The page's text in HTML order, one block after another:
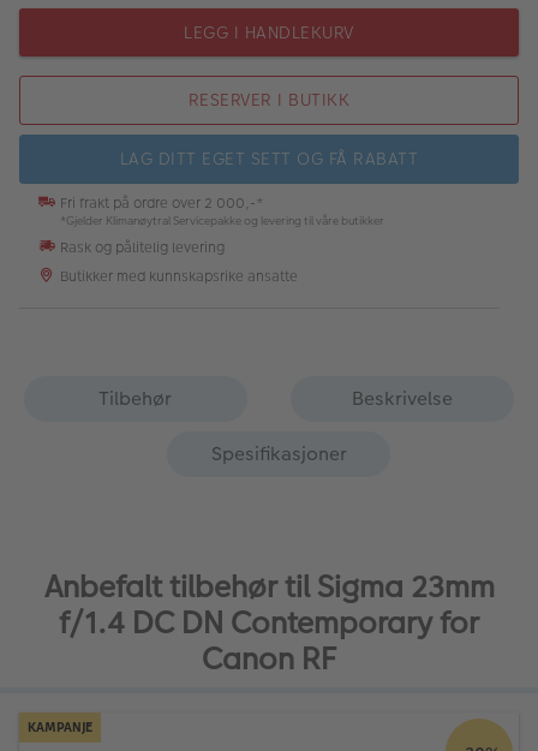
LEGG I HANDLEKURV
RESERVER I BUTIKK
LAG DITT EGET SETT OG FÅ RABATT
Fri frakt på ordre over 2 000,-*
*Gjelder Klimanøytral Servicepakke og levering til våre butikker
Rask og pålitelig levering
Butikker med kunnskapsrike ansatte
Tilbehør
Beskrivelse
Spesifikasjoner
Anbefalt tilbehør til Sigma 23mm
f/1.4 DC DN Contemporary for
Canon RF
KAMPANJE